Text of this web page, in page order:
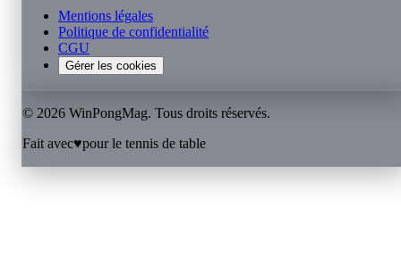
Mentions légales
Politique de confidentialité
CGU
Gérer les cookies
© 2026 WinPongMag. Tous droits réservés.
Fait avec♥pour le tennis de table